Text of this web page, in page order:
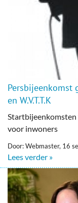
Persbijeenkomst
en W.V.T.T.K
Startbijeenkomsten
voor inwoners
Door: Webmaster, 16
Lees verder »